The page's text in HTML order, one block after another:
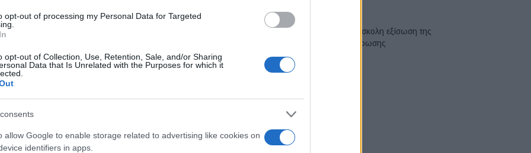
opt-out of processing my Personal Data for Targeted
opt-out of Collection, Use, Retention, Sale, and/or Sharing
Data that Is Unrelated with the Purposes for which it
allow Google to enable storage related to advertising like cookies on
identifiers in apps.
443
– 4,6
VW: Η δύσκολη εξίσωση της
αναδιάρθρωσης